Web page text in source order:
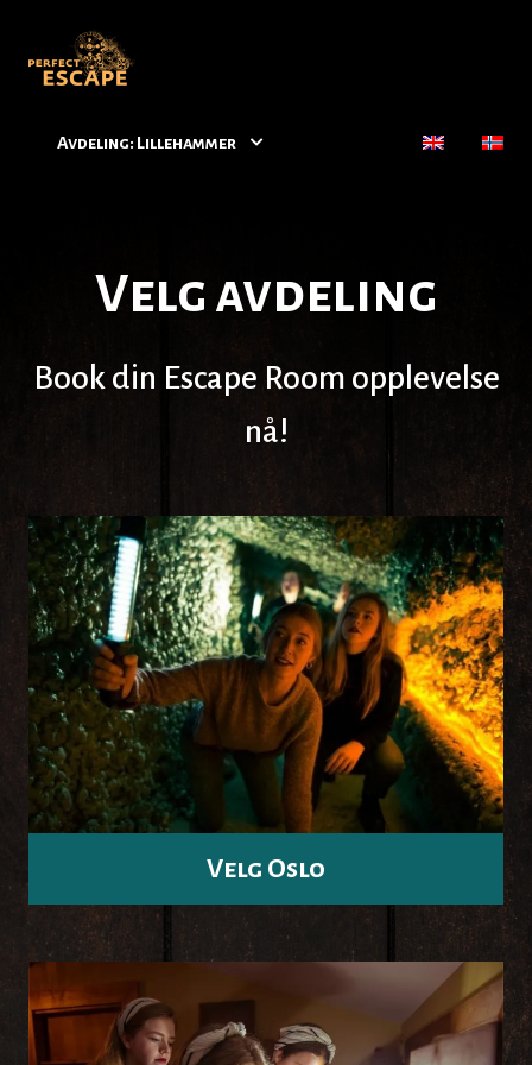
Avdeling: Lillehammer
Velg avdeling
Book din Escape Room opplevelse
nå!
Velg Oslo